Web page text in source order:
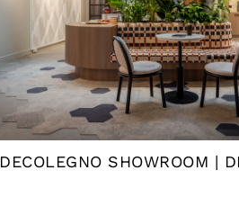
DECOLEGNO SHOWROOM |